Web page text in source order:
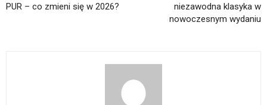
PUR – co zmieni się w 2026?
niezawodna klasyka w
nowoczesnym wydaniu